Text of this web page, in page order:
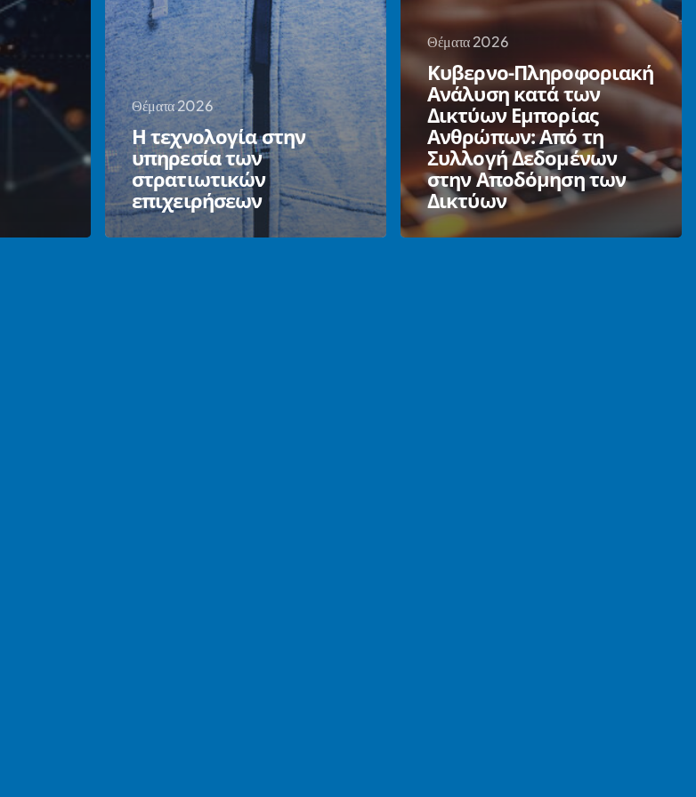
Θέματα 2026
Η τεχνολογία στην
υπηρεσία των
στρατιωτικών
επιχειρήσεων
Θέματα 2026
Κυβερνο-Πληροφοριακή
Ανάλυση κατά των
Δικτύων Εμπορίας
Ανθρώπων: Από τη
Συλλογή Δεδομένων
στην Αποδόμηση των
Δικτύων